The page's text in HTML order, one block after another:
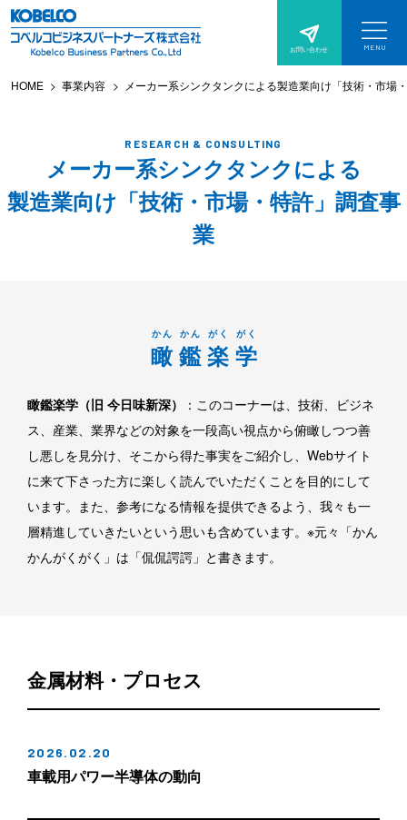
本
文
ス
お問い合わせ
イ
ト
メ
ュ
ー
MENU
イ
メ
HOME 事業内容 メーカー系シンクタンクによる製造業向け「技術・市場
RESEARCH & CONSULTING
メーカー系シンクタンクによる
製造業向け「技術・市場・特許」調査事
業
瞰
かん
鑑
かん
楽
がく
学
がく
瞰鑑楽学（旧 今日味新深）
：このコーナーは、技術、ビジネ
ス、産業、業界などの対象を一段高い視点から俯瞰しつつ善
し悪しを見分け、そこから得た事実をご紹介し、Webサイト
に来て下さった方に楽しく読んでいただくことを目的にして
います。また、参考になる情報を提供できるよう、我々も一
層精進していきたいという思いも含めています。※元々「かん
かんがくがく」は「侃侃諤諤」と書きます。
金属材料・プロセス
2026.02.20
車載用パワー半導体の動向